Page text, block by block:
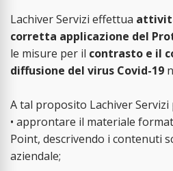
Lachiver Servizi effettua
corretta applicazione del
le misure per il contrasto e il
diffusione del virus Covid-19
A tal proposito Lachiver Servizi
• approntare il materiale
Point, descrivendo i contenuti
aziendale;